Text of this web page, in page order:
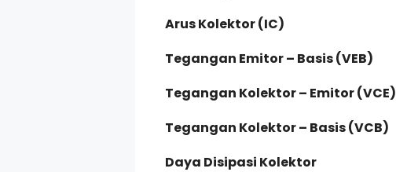
Arus Kolektor (IC)
Tegangan Emitor – Basis (VEB)
Tegangan Kolektor – Emitor (VCE)
Tegangan Kolektor – Basis (VCB)
Daya Disipasi Kolektor